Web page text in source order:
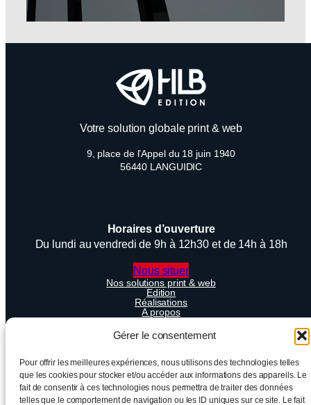
Gérer le consentement
Pour offrir les meilleures expériences, nous utilisons des technologies telles
que les cookies pour stocker et/ou accéder aux informations des appareils. Le
fait de consentir à ces technologies nous permettra de traiter des données
telles que le comportement de navigation ou les ID uniques sur ce site. Le fait
Votre solution globale print & web
9, place de l’Appel du 18 juin 1940
56440 LANGUIDIC
Horaires d’ouverture
Du lundi au vendredi de 9h à 12h30 et de 14h à 18h
Nous situer
Nos solutions print & web
Edition
Réalisations
A propos
Blog
FAQ
HLB Edition – 2025, tous droits réservés